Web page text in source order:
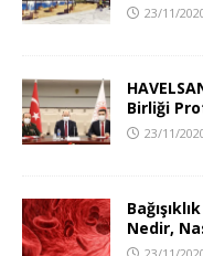
23/11/
Birliği
23/11/
Nedir,